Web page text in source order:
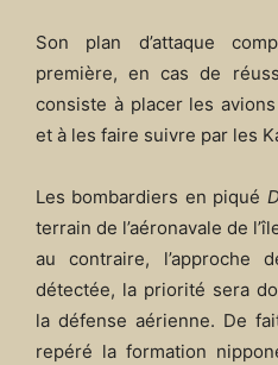
Son plan d’attaque
première, en cas de
consiste à placer les
et à les faire suivre par les
Les bombardiers en piqué
terrain de l’aéronavale de
au contraire, l’approche
détectée, la priorité sera
la défense aérienne. De
repéré la formation